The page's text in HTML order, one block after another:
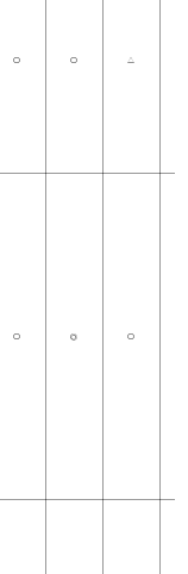
○ ○ △
○ ◎ ○